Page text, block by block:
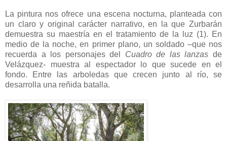
La pintura nos ofrece una escena nocturna, planteada con
un claro y original carácter narrativo, en la que Zurbarán
demuestra su maestría en el tratamiento de la luz (1). En
medio de la noche, en primer plano, un soldado –que nos
recuerda a los personajes del Cuadro de las lanzas de
Velázquez- muestra al espectador lo que sucede en el
fondo. Entre las arboledas que crecen junto al río, se
desarrolla una reñida batalla.